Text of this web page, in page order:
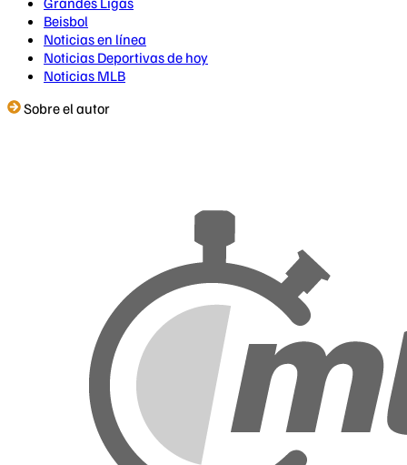
Beisbol
Noticias en línea
Noticias Deportivas de hoy
Noticias MLB
Sobre el autor